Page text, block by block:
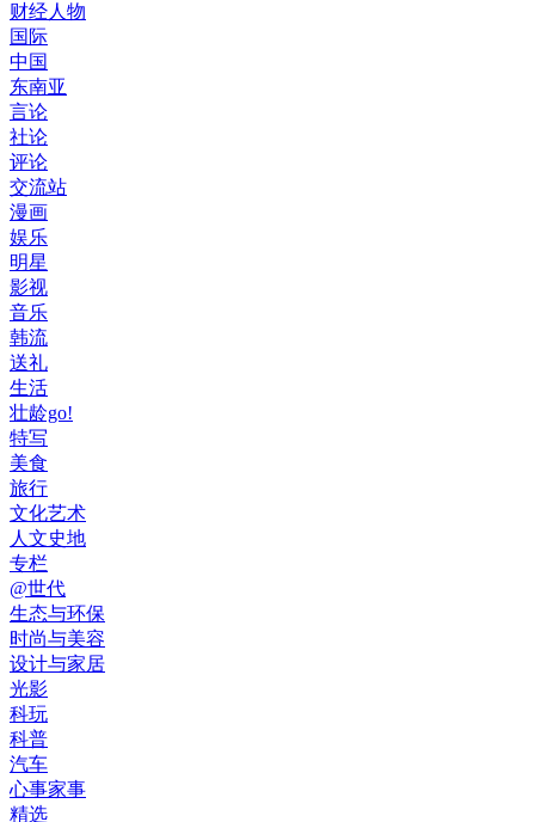
财经人物
国际
中国
东南亚
言论
社论
评论
交流站
漫画
娱乐
明星
影视
音乐
韩流
送礼
生活
壮龄go!
特写
美食
旅行
文化艺术
人文史地
专栏
@世代
生态与环保
时尚与美容
设计与家居
光影
科玩
科普
汽车
心事家事
精选